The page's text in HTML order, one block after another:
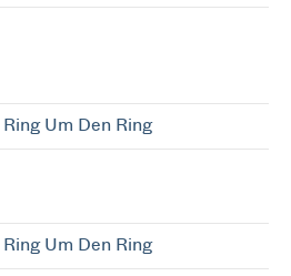
Ring Um Den Ring
Ring Um Den Ring